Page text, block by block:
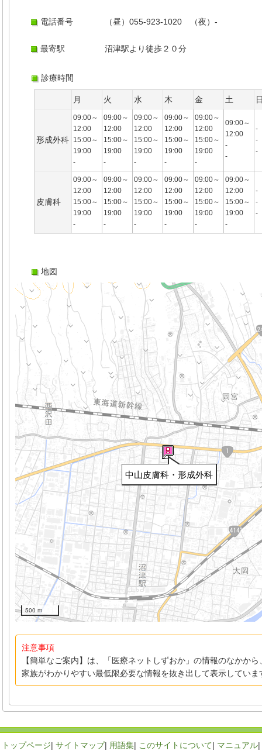
電話番号 （昼）055-923-1020 （夜）-
最寄駅 沼津駅より徒歩２０分
診療時間
月 火 水 木 金 土
形成外科
09:00～
12:00
15:00～
19:00
-
09:00～
12:00
15:00～
19:00
-
09:00～
12:00
15:00～
19:00
-
09:00～
12:00
15:00～
19:00
-
09:00～
12:00
15:00～
19:00
-
09:00～
12:00
-
-
-
-
-
皮膚科
09:00～
12:00
15:00～
19:00
-
09:00～
12:00
15:00～
19:00
-
09:00～
12:00
15:00～
19:00
-
09:00～
12:00
15:00～
19:00
-
09:00～
12:00
15:00～
19:00
-
09:00～
12:00
15:00～
19:00
-
-
-
-
地図
中山皮膚科・形成外科
500 m
注意事項
【簡単なご案内】は、「医療ネットしずおか」の情報のなかか
家族がわかりやすい最低限必要な情報を抜き出して表示していま
トップページ| サイトマップ| 用語集| このサイトについて| マニュアル|